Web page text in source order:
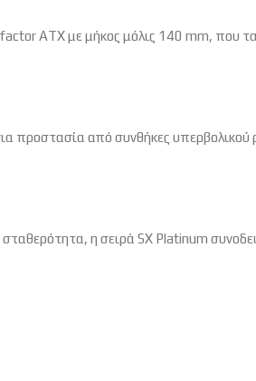
ATX με μήκος μόλις 140 mm, που
προστασία από συνθήκες
η σειρά SX Platinum